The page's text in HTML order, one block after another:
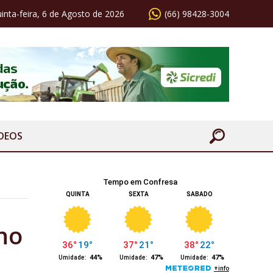
feira, 6 de Agosto de 2026 (66) 98428-3004